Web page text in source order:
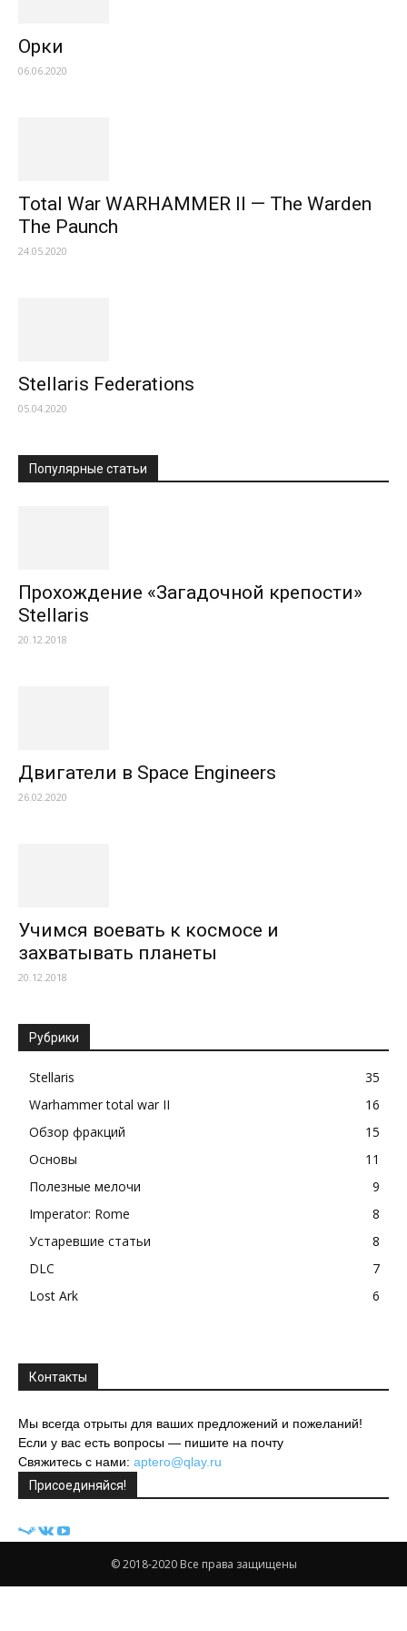
Орки
06.06.2020
Total War WARHAMMER II — The Warden
The Paunch
24.05.2020
Stellaris Federations
05.04.2020
Популярные статьи
Прохождение «Загадочной крепости»
Stellaris
20.12.2018
Двигатели в Space Engineers
26.02.2020
Учимся воевать к космосе и
захватывать планеты
20.12.2018
Рубрики
Stellaris
35
Warhammer total war II
16
Обзор фракций
15
Основы
11
Полезные мелочи
9
Imperator: Rome
8
Устаревшие статьи
8
DLC
7
Lost Ark
6
Контакты
Мы всегда отрыты для ваших предложений и пожеланий!
Если у вас есть вопросы — пишите на почту
Свяжитесь с нами: aptero@qlay.ru
Присоединяйся!
© 2018-2020 Все права защищены